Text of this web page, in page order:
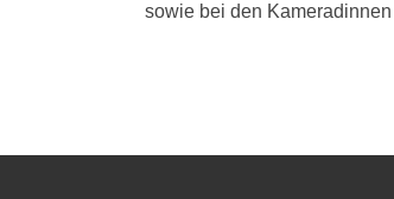
sowie bei den